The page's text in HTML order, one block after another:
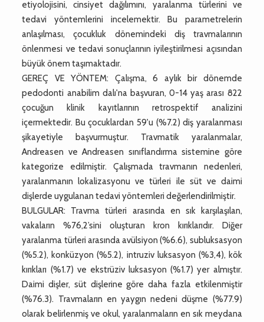
etiyolojisini, cinsiyet dağılımını, yaralanma türlerini ve
tedavi yöntemlerini incelemektir. Bu parametrelerin
anlaşılması, çocukluk dönemindeki diş travmalarının
önlenmesi ve tedavi sonuçlarının iyileştirilmesi açısından
büyük önem taşımaktadır.
GEREÇ VE YÖNTEM: Çalışma, 6 aylık bir dönemde
pedodonti anabilim dalı'na başvuran, 0-14 yaş arası 822
çocuğun klinik kayıtlarının retrospektif analizini
içermektedir. Bu çocuklardan 59'u (%7.2) diş yaralanması
şikayetiyle başvurmuştur. Travmatik yaralanmalar,
Andreasen ve Andreasen sınıflandırma sistemine göre
kategorize edilmiştir. Çalışmada travmanın nedenleri,
yaralanmanın lokalizasyonu ve türleri ile süt ve daimi
dişlerde uygulanan tedavi yöntemleri değerlendirilmiştir.
BULGULAR: Travma türleri arasında en sık karşılaşılan,
vakaların %76,2’sini oluşturan kron kırıklarıdır. Diğer
yaralanma türleri arasında avülsiyon (%6.6), subluksasyon
(%5.2), konküzyon (%5.2), intruziv luksasyon (%3,4), kök
kırıkları (%1.7) ve ekstrüziv luksasyon (%1.7) yer almıştır.
Daimi dişler, süt dişlerine göre daha fazla etkilenmiştir
(%76.3). Travmaların en yaygın nedeni düşme (%77.9)
olarak belirlenmiş ve okul, yaralanmaların en sık meydana